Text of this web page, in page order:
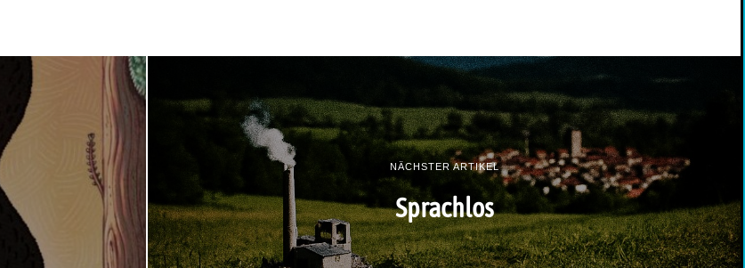
NÄCHSTER ARTIKEL
Sprachlos